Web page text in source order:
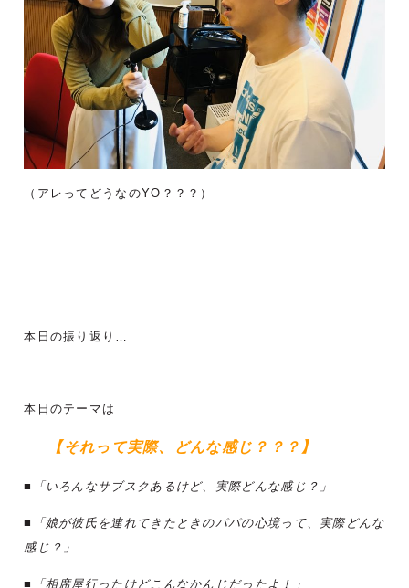
（アレってどうなのYO？？？）
本日の振り返り…
本日のテーマは
【それって実際、どんな感じ？？？ 】
■「いろんなサブスクあるけど、実際どんな感じ？」
■「娘が彼氏を連れてきたときのパパの心境って、実際どんな
感じ？」
■「相席屋行ったけどこんなかんじだったよ！」